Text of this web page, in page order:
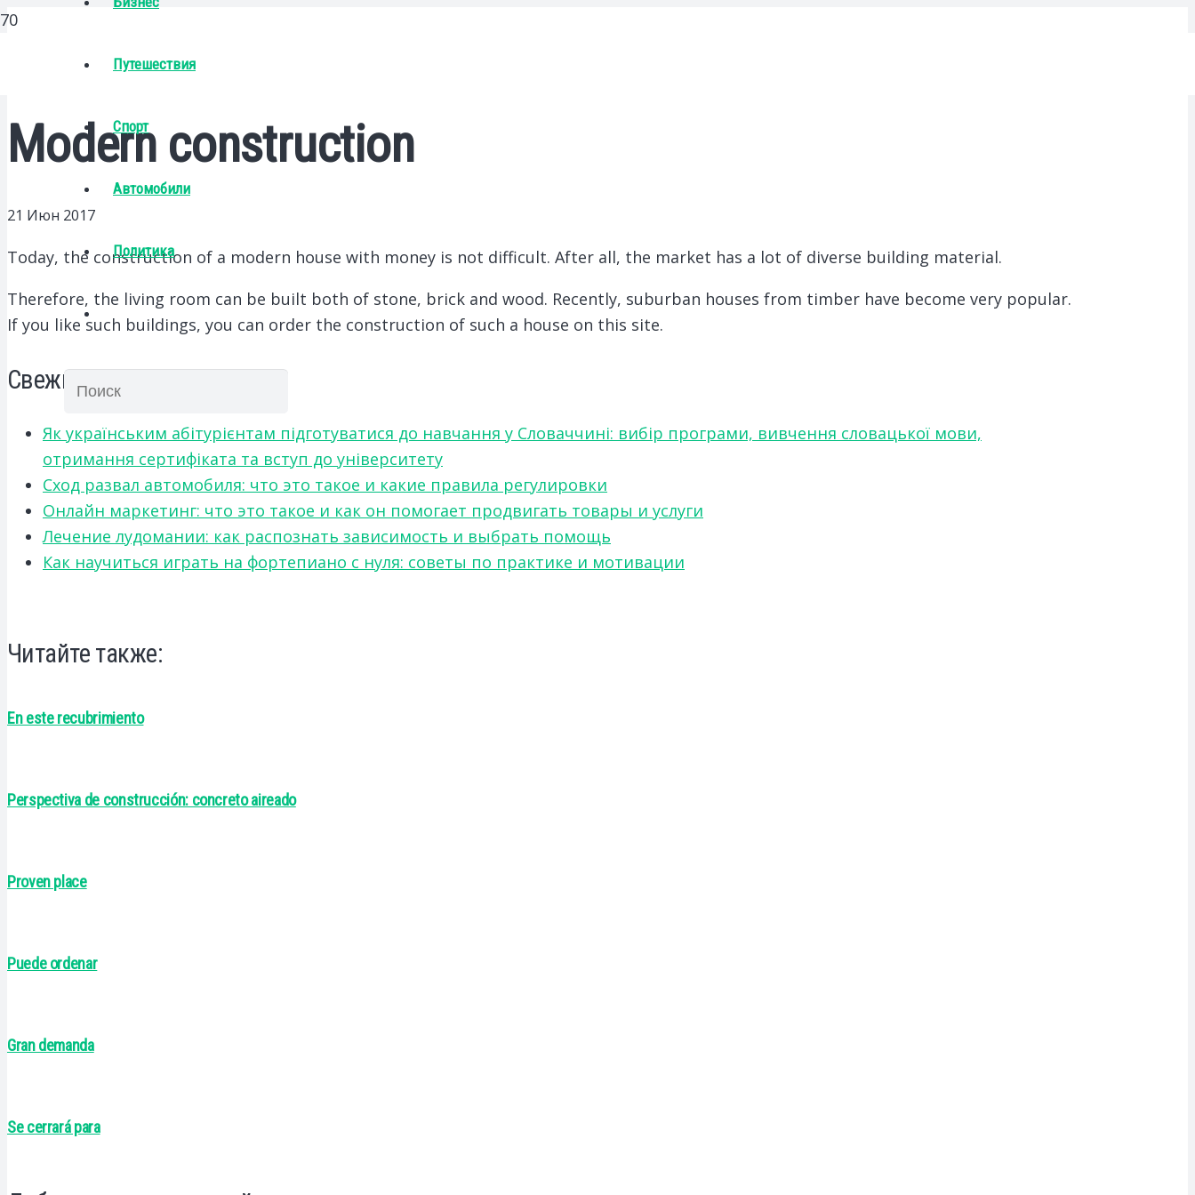
Путешествия
Спорт
Автомобили
Политика
Modern construction
21 Июн 2017
Today, the construction of a modern house with money is not difficult. After all, the market has a lot of diverse building material.
Therefore, the living room can be built both of stone, brick and wood. Recently, suburban houses from timber have become very popular.
If you like such buildings, you can order the construction of such a house on this site.
Свежие записи
Як українським абітурієнтам підготуватися до навчання у Словаччині: вибір програми, вивчення словацької мови,
отримання сертифіката та вступ до університету
Сход развал автомобиля: что это такое и какие правила регулировки
Онлайн маркетинг: что это такое и как он помогает продвигать товары и услуги
Лечение лудомании: как распознать зависимость и выбрать помощь
Как научиться играть на фортепиано с нуля: советы по практике и мотивации
Читайте также:
En este recubrimiento
Perspectiva de construcción: concreto aireado
Proven place
Puede ordenar
Gran demanda
Se cerrará para